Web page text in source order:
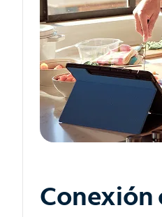
Conexión